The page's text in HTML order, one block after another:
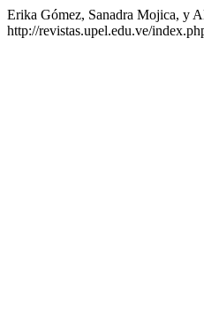
Erika Gómez, Sanadra Mojica,
http://revistas.upel.edu.ve/